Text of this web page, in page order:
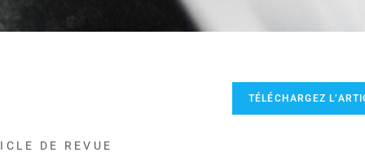
TÉLÉCHARGEZ
DE REVUE